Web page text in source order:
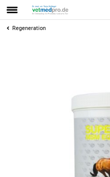
Regeneration